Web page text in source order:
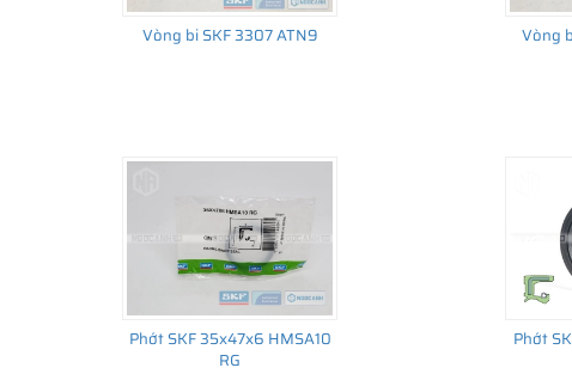
Vòng bi SKF 3307 ATN9 Vòng
Phớt SKF 35x47x6 HMSA10
RG
Phớt